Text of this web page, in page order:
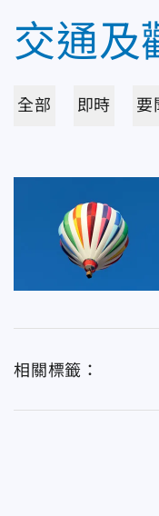
交通及
全部 即時 要
相關標籤：